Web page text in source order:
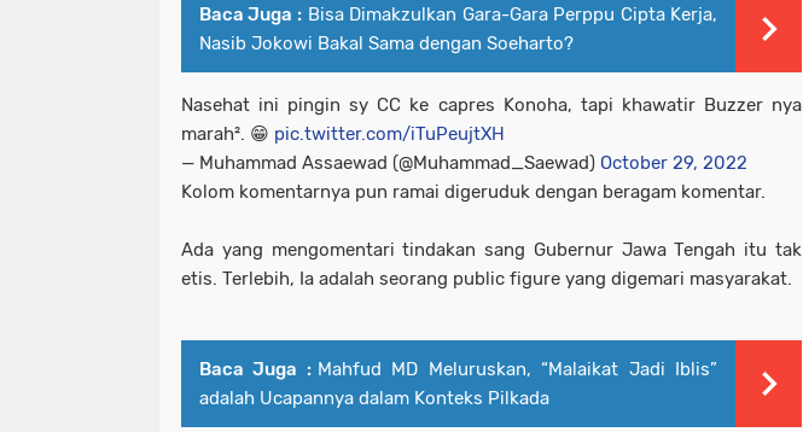
Baca Juga : Bisa Dimakzulkan Gara-Gara Perppu Cipta Kerja,
Nasib Jokowi Bakal Sama dengan Soeharto?
Nasehat ini pingin sy CC ke capres Konoha, tapi khawatir Buzzer nya
marah². 😁 pic.twitter.com/iTuPeujtXH
— Muhammad Assaewad (@Muhammad_Saewad) October 29, 2022
Kolom komentarnya pun ramai digeruduk dengan beragam komentar.
Ada yang mengomentari tindakan sang Gubernur Jawa Tengah itu tak
etis. Terlebih, Ia adalah seorang public figure yang digemari masyarakat.
Baca Juga : Mahfud MD Meluruskan, “Malaikat Jadi Iblis”
adalah Ucapannya dalam Konteks Pilkada